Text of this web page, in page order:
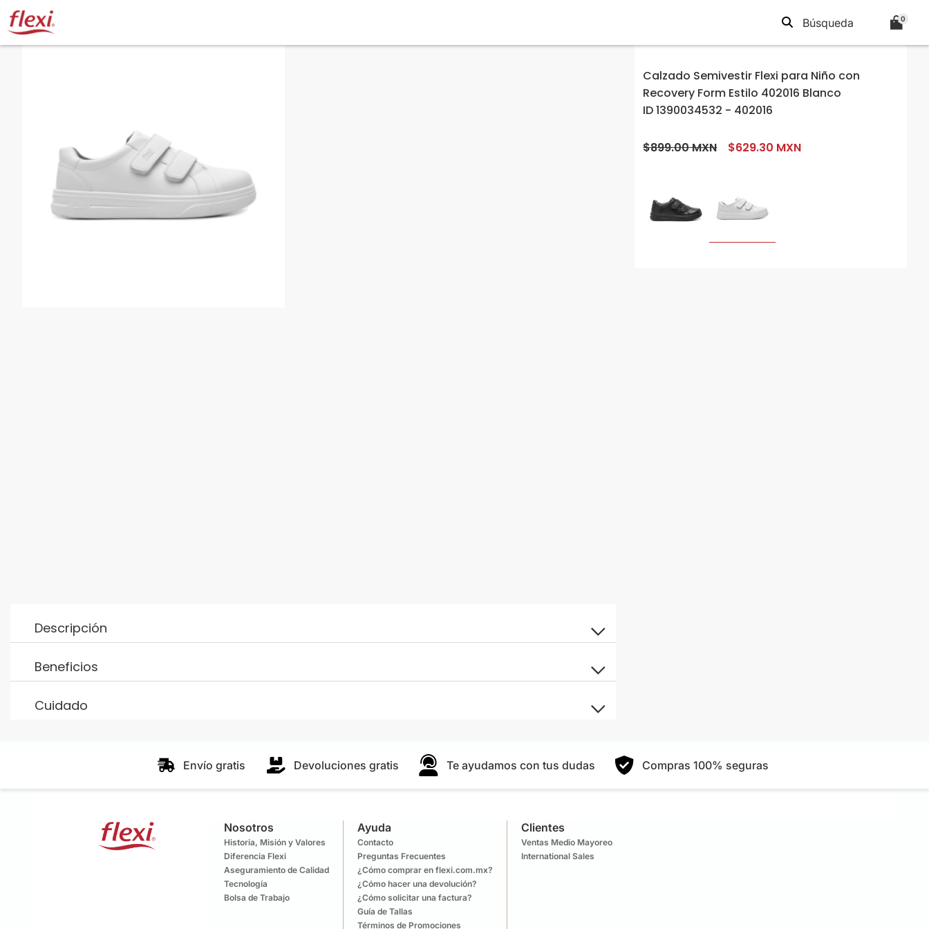
0
Calzado Semivestir Flexi para Niño con
Recovery Form Estilo 402016 Blanco
ID 1390034532 - 402016
$899.00 MXN $629.30 MXN
Descripción
Beneficios
Cuidado
Envío gratis Devoluciones gratis Te ayudamos con tus dudas Compras 100% seguras
Nosotros
Historia, Misión y Valores
Diferencia Flexi
Aseguramiento de Calidad
Tecnología
Bolsa de Trabajo
Ayuda
Contacto
Preguntas Frecuentes
¿Cómo comprar en flexi.com.mx?
¿Cómo hacer una devolución?
¿Cómo solicitar una factura?
Guía de Tallas
Términos de Promociones
Clientes
Ventas Medio Mayoreo
International Sales